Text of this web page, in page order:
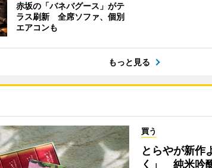
赤坂の「バネバグース」がテ
ラス刷新 全席ソファ、個別
エアコンも
もっと見る
買う
とらやが新作
く」 純米吟